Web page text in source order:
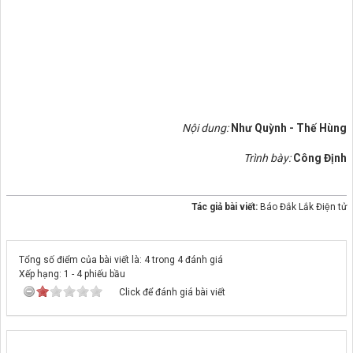
Nội dung:Như Quỳnh - Thế Hùng
Trình bày:Công Định
Tác giả bài viết: Báo Đắk Lắk Điện tử
Tổng số điểm của bài viết là: 4 trong 4 đánh giá
Xếp hạng: 1 - 4phiếu bầu
Click để đánh giá bài viết